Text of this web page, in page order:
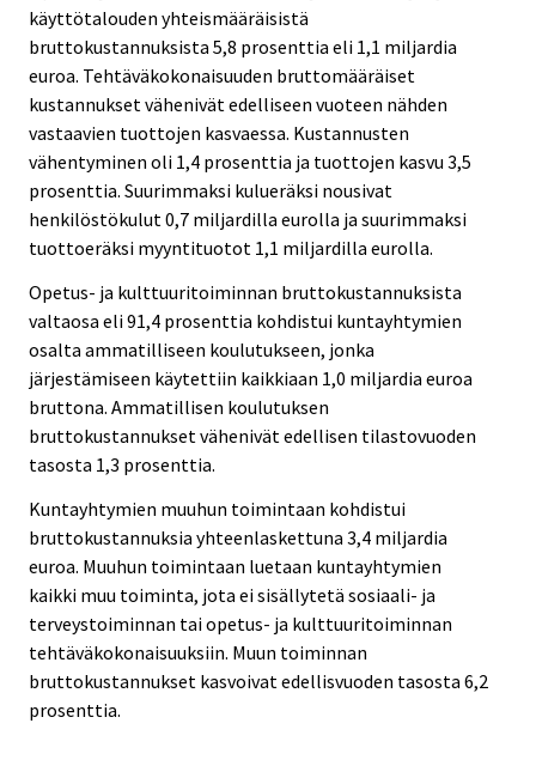
käyttötalouden yhteismääräisistä
bruttokustannuksista 5,8 prosenttia eli 1,1 miljardia
euroa. Tehtäväkokonaisuuden bruttomääräiset
kustannukset vähenivät edelliseen vuoteen nähden
vastaavien tuottojen kasvaessa. Kustannusten
vähentyminen oli 1,4 prosenttia ja tuottojen kasvu 3,5
prosenttia. Suurimmaksi kulueräksi nousivat
henkilöstökulut 0,7 miljardilla eurolla ja suurimmaksi
tuottoeräksi myyntituotot 1,1 miljardilla eurolla.
Opetus- ja kulttuuritoiminnan bruttokustannuksista
valtaosa eli 91,4 prosenttia kohdistui kuntayhtymien
osalta ammatilliseen koulutukseen, jonka
järjestämiseen käytettiin kaikkiaan 1,0 miljardia euroa
bruttona. Ammatillisen koulutuksen
bruttokustannukset vähenivät edellisen tilastovuoden
tasosta 1,3 prosenttia.
Kuntayhtymien muuhun toimintaan kohdistui
bruttokustannuksia yhteenlaskettuna 3,4 miljardia
euroa. Muuhun toimintaan luetaan kuntayhtymien
kaikki muu toiminta, jota ei sisällytetä sosiaali- ja
terveystoiminnan tai opetus- ja kulttuuritoiminnan
tehtäväkokonaisuuksiin. Muun toiminnan
bruttokustannukset kasvoivat edellisvuoden tasosta 6,2
prosenttia.